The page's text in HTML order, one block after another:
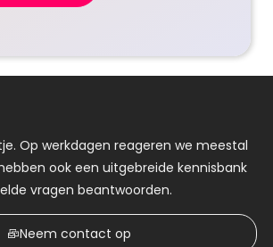
Op werkdagen reageren we meestal
ook een uitgebreide kennisbank
vragen beantwoorden.
Neem contact op